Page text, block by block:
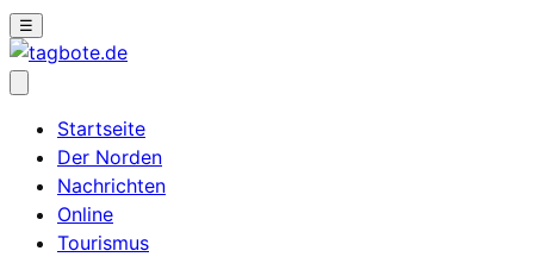
☰
Startseite
Der Norden
Nachrichten
Online
Tourismus